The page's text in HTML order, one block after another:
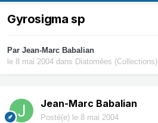
Gyrosigma sp
Par Jean-Marc Babalian
le 8 mai 2004 dans Diatomées (Collections)
Jean-Marc Babalian
Posté(e) le 8 mai 2004